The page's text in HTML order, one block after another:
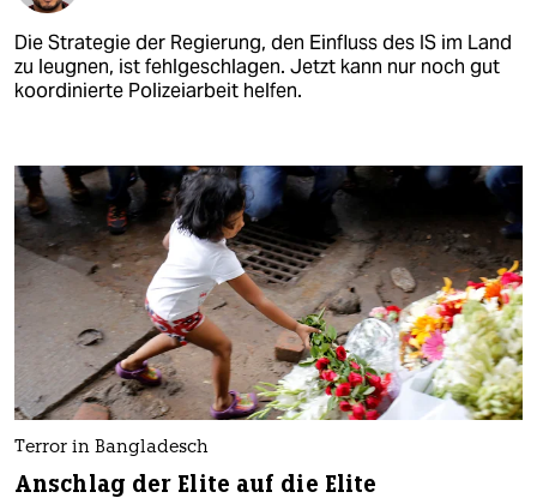
Die Strategie der Regierung, den Einfluss des IS im Land
zu leugnen, ist fehlgeschlagen. Jetzt kann nur noch gut
koordinierte Polizeiarbeit helfen.
Terror in Bangladesch
Anschlag der Elite auf die Elite